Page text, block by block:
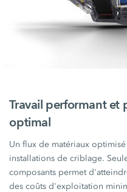
Travail performant et
optimal
Un flux de matériaux
installations de criblage.
composants permet
des coûts d'exploitation